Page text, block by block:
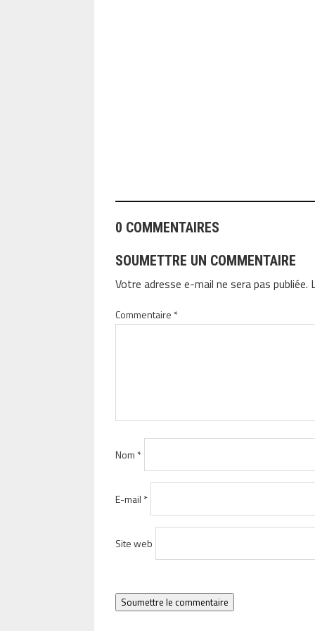
0 COMMENTAIRES
SOUMETTRE UN COMMENTAIRE
Votre adresse e-mail ne sera pas publiée.
Commentaire *
Nom *
E-mail *
Site web
Soumettre le commentaire